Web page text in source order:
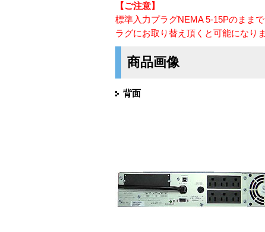
【ご注意】
標準入力プラグNEMA 5-15Pのまま
ラグにお取り替え頂くと可能になりま
商品画像
背面